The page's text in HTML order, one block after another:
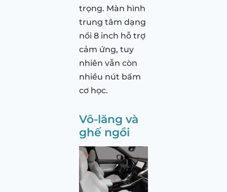
trọng. Màn hình
trung tâm dạng
nổi 8 inch hỗ trợ
cảm ứng, tuy
nhiên vẫn còn
nhiều nút bấm
cơ học.
Vô-lăng và
ghế ngồi